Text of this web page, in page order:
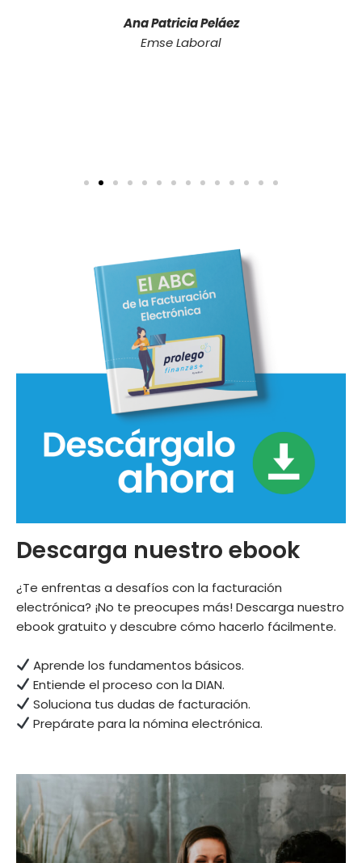
Ana Patricia Peláez
Emse Laboral
Descarga nuestro ebook
¿Te enfrentas a desafíos con la facturación
electrónica? ¡No te preocupes más! Descarga nuestro
ebook gratuito y descubre cómo hacerlo fácilmente.
Aprende los fundamentos básicos.
Entiende el proceso con la DIAN.
Soluciona tus dudas de facturación.
Prepárate para la nómina electrónica.